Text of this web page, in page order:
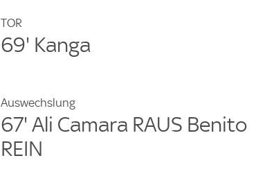
TOR
69' Kanga
Auswechslung
67' Ali Camara RAUS Benito
REIN